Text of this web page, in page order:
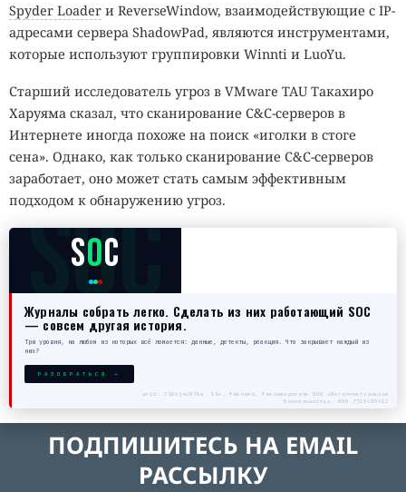
Spyder Loader и ReverseWindow, взаимодействующие с IP-
адресами сервера ShadowPad, являются инструментами,
которые используют группировки Winnti и LuoYu.
Старший исследователь угроз в VMware TAU Такахиро
Харуяма сказал, что сканирование C&C-серверов в
Интернете иногда похоже на поиск «иголки в стоге
сена». Однако, как только сканирование C&C-серверов
заработает, оно может стать самым эффективным
подходом к обнаружению угроз.
SOC
SOC
Журналы собрать легко. Сделать из них работающий SOC
— совсем другая история.
Три уровня, на любом из которых всё ломается: данные, детекты, реакция. Что закрывает каждый из
них?
РАЗОБРАТЬСЯ →
erid: 2SDnjecN7Gw. 18+. Реклама. Рекламодатель ООО «Интеллектуальная
безопасность», ИНН 7719435412
ПОДПИШИТЕСЬ НА EMAIL
РАССЫЛКУ